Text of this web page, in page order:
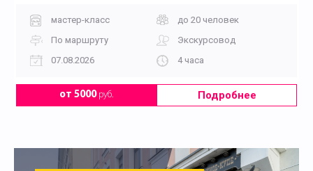
мастер-класс
до 20 человек
По маршруту
Экскурсовод
07.08.2026
4 часа
от 5000руб. Подробнее